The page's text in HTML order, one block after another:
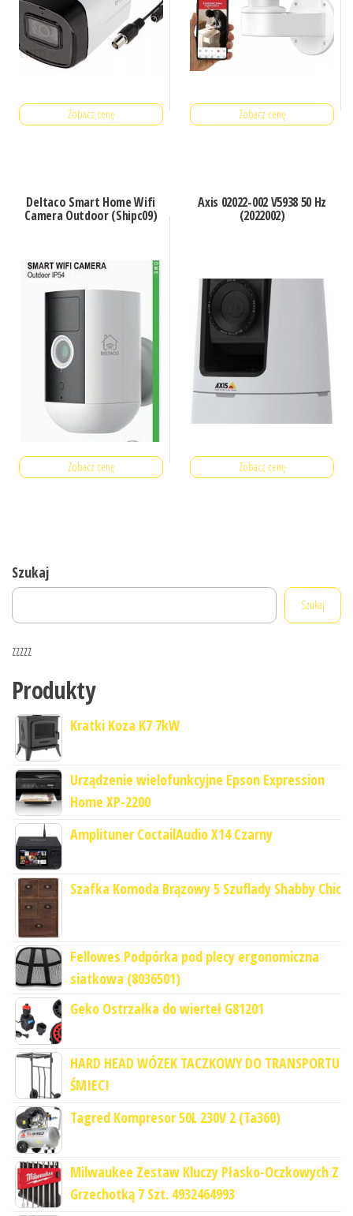
Zobacz cenę Zobacz cenę
Deltaco Smart Home Wifi
Camera Outdoor (Shipc09)
Zobacz cenę
Axis 02022-002 V5938 50 Hz
(2022002)
Zobacz cenę
Szukaj
Szukaj
zzzzz
Produkty
Kratki Koza K7 7kW
Urządzenie wielofunkcyjne Epson Expression
Home XP-2200
Amplituner CoctailAudio X14 Czarny
Szafka Komoda Brązowy 5 Szuflady Shabby Chic
Fellowes Podpórka pod plecy ergonomiczna
siatkowa (8036501)
Geko Ostrzałka do wierteł G81201
HARD HEAD WÓZEK TACZKOWY DO TRANSPORTU
ŚMIECI
Tagred Kompresor 50L 230V 2 (Ta360)
Milwaukee Zestaw Kluczy Płasko-Oczkowych Z
Grzechotką 7 Szt. 4932464993